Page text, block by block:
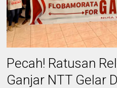
Pecah! Ratusan
Ganjar NTT Gelar